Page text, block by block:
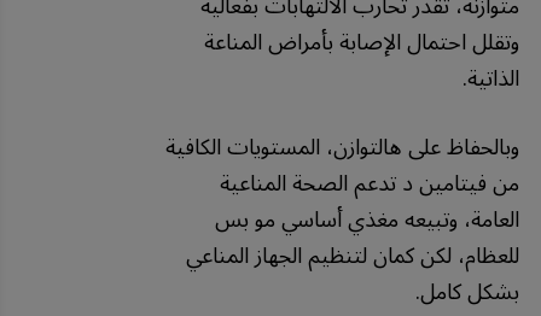
وتقلل احتمال الإصابة بأمراض المناعة
الذاتية.
وبالحفاظ على هالتوازن، المستويات الكافية
من فيتامين د تدعم الصحة المناعية
العامة، وتبيعه مغذي أساسي مو بس
للعظام، لكن كمان لتنظيم الجهاز المناعي
بشكل كامل.